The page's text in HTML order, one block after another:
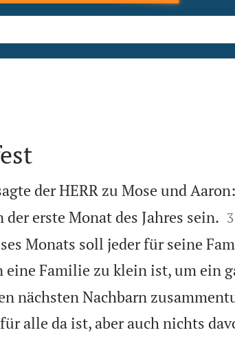
der HERR zu Mose und Aaron:
erste Monat des Jahres sein.
3
Monats soll jeder für seine
eine Familie zu klein ist, um ein
nächsten Nachbarn
alle da ist, aber auch nichts